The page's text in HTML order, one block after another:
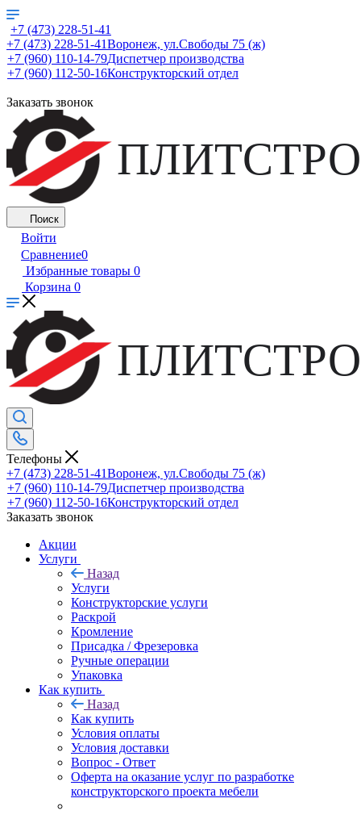
+7 (473) 228-51-41
+7 (473) 228-51-41Воронеж, ул.Свободы 75 (ж)
+7 (960) 110-14-79Диспетчер производства
+7 (960) 112-50-16Конструкторский отдел
Заказать звонок
Поиск
Войти
Сравнение0
Избранные товары 0
Корзина 0
Телефоны
+7 (473) 228-51-41Воронеж, ул.Свободы 75 (ж)
+7 (960) 110-14-79Диспетчер производства
+7 (960) 112-50-16Конструкторский отдел
Заказать звонок
Акции
Услуги
Назад
Услуги
Конструкторские услуги
Раскрой
Кромление
Присадка / Фрезеровка
Ручные операции
Упаковка
Как купить
Назад
Как купить
Условия оплаты
Условия доставки
Вопрос - Ответ
Оферта на оказание услуг по разработке
конструкторского проекта мебели